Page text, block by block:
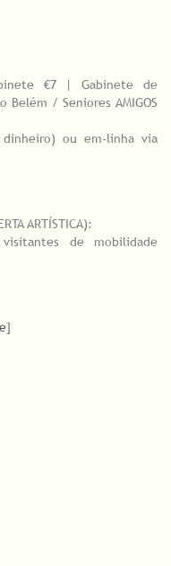
€7 | Gabinete de
Belém / Seniores AMIGOS
dinheiro) ou em-linha via
ARTÍSTICA):
de mobilidade
]